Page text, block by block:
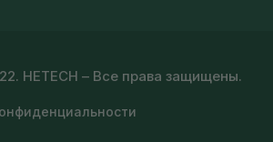
HETECH – Все права защищены.